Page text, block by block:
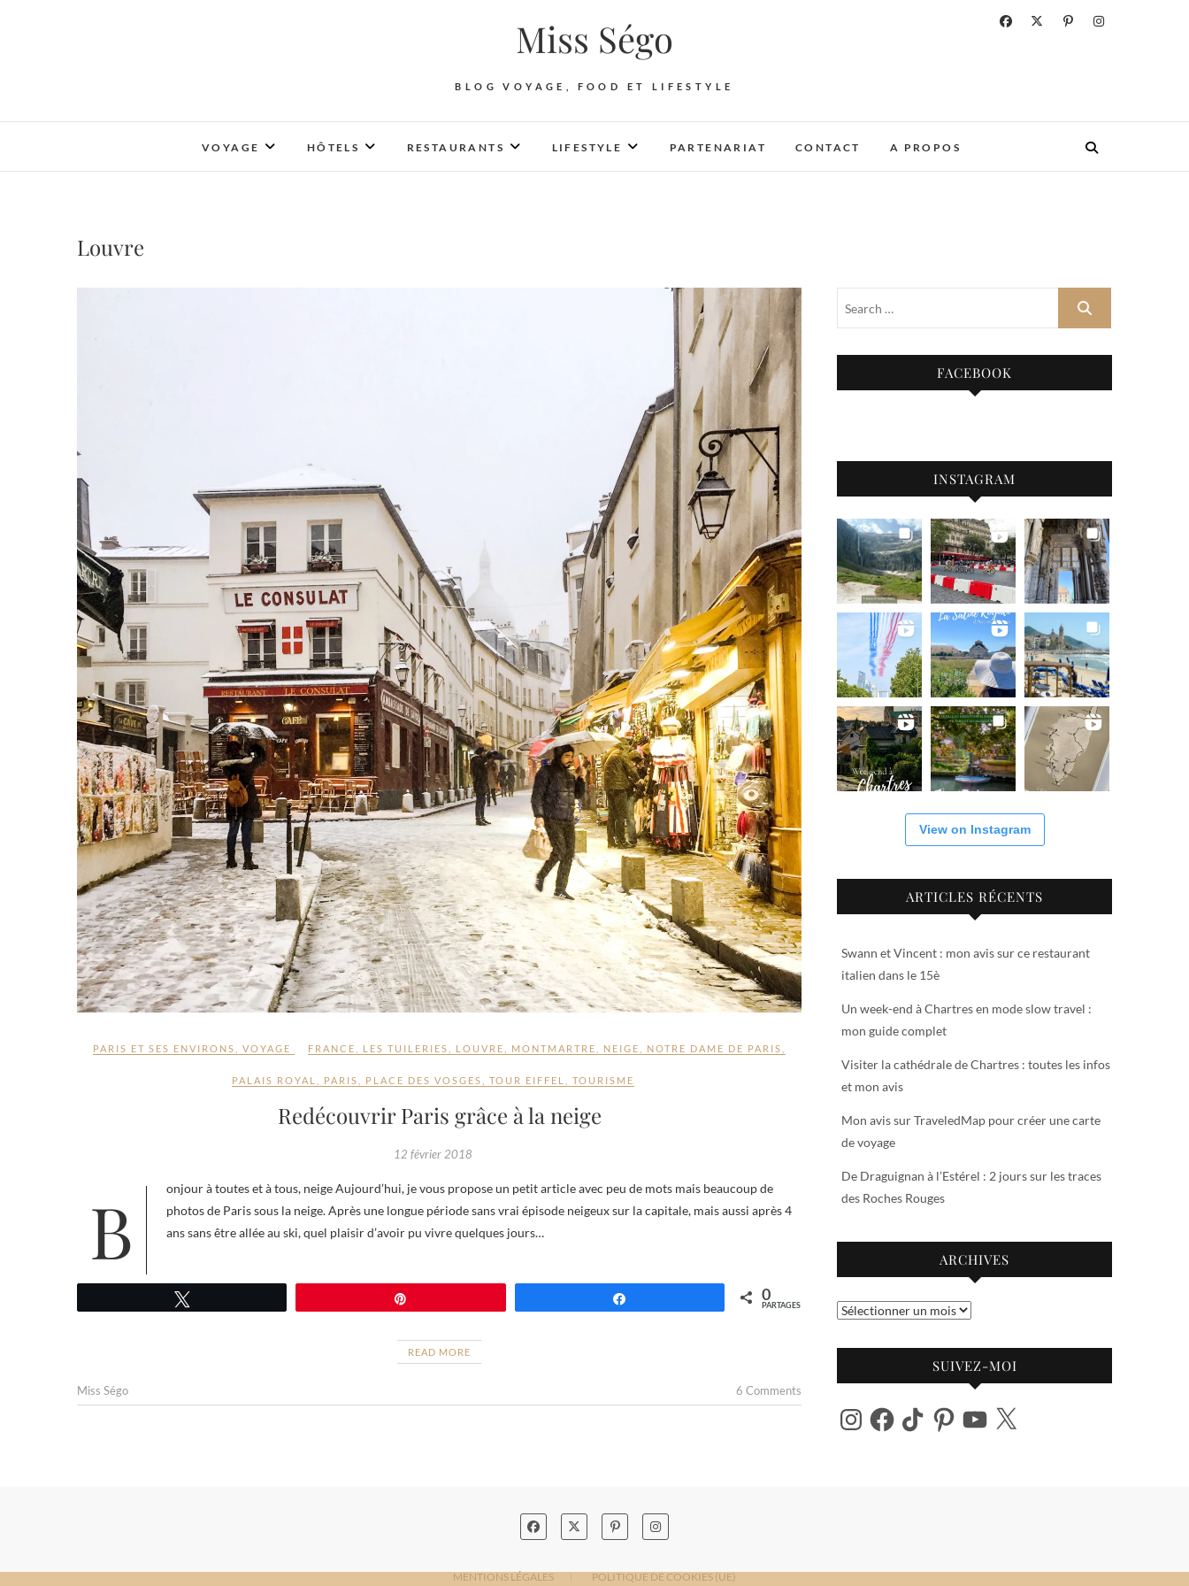
Miss Ségo
BLOG VOYAGE, FOOD ET LIFESTYLE
VOYAGE HÔTELS RESTAURANTS LIFESTYLE PARTENARIAT CONTACT A PROPOS
Louvre
PARIS ET SES ENVIRONS VOYAGE FRANCE LES TUILERIES LOUVRE MONTMARTRE NEIGE NOTRE DAME DE PARIS
PALAIS ROYAL PARIS PLACE DES VOSGES TOUR EIFFEL TOURISME
Redécouvrir Paris grâce à la neige
12 février 2018
Bonjour à toutes et à tous, neige Aujourd’hui, je vous propose un petit article avec peu de mots mais beaucoup de
photos de Paris sous la neige. Après une longue période sans vrai épisode neigeux sur la capitale, mais aussi après 4
ans sans être allée au ski, quel plaisir d’avoir pu vivre quelques jours…
0
PARTAGES
READ MORE
Miss Ségo 6 Comments
FACEBOOK
INSTAGRAM
View on Instagram
ARTICLES RÉCENTS
Swann et Vincent : mon avis sur ce restaurant
italien dans le 15è
Un week-end à Chartres en mode slow travel :
mon guide complet
Visiter la cathédrale de Chartres : toutes les infos
et mon avis
Mon avis sur TraveledMap pour créer une carte
de voyage
De Draguignan à l’Estérel : 2 jours sur les traces
des Roches Rouges
ARCHIVES
Archives
SUIVEZ-MOI
InstagramFacebook
TikTok PinterestYouTube
X
MENTIONS LÉGALES POLITIQUE DE COOKIES (UE)